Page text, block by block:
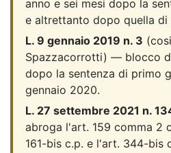
anno e sei mesi dopo la
e altrettanto dopo quella di
L. 9 gennaio 2019 n. 3
Spazzacorrotti) — blocco
dopo la sentenza di primo
gennaio 2020.
L. 27 settembre 2021 n.
abroga l'art. 159 comma 2
161-bis c.p. e l'art. 344-bis